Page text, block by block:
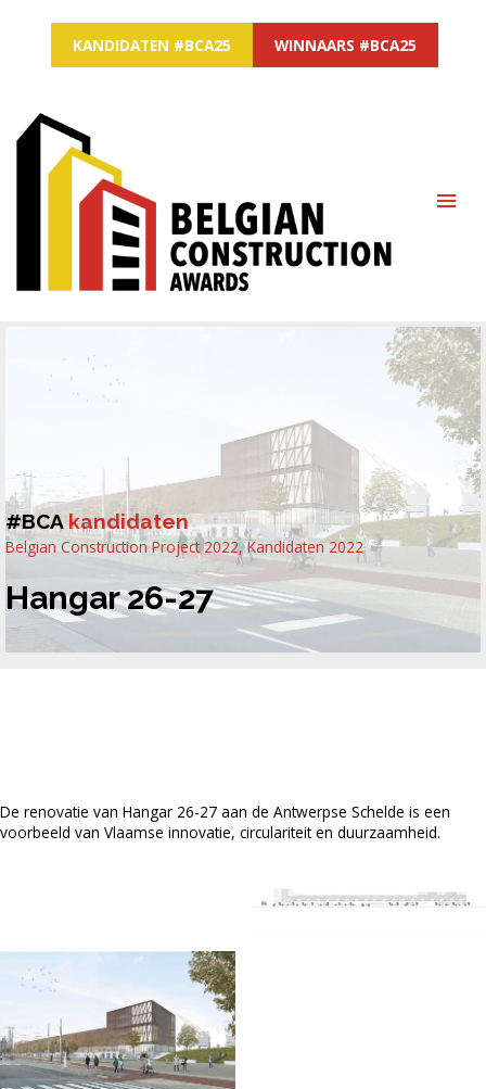
KANDIDATEN #BCA25 WINNAARS #BCA25
#BCA kandidaten
Belgian Construction Project 2022,Kandidaten 2022
Hangar 26-27
De renovatie van Hangar 26-27 aan de Antwerpse Schelde is een
voorbeeld van Vlaamse innovatie, circulariteit en duurzaamheid.